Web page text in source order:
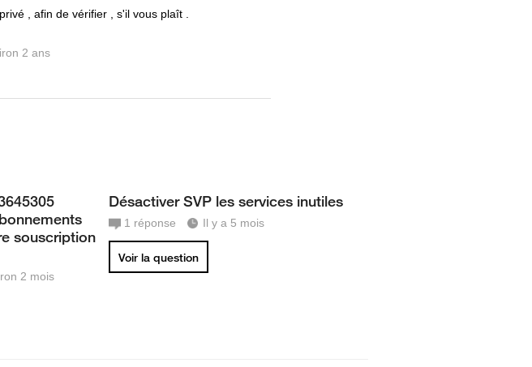
, afin de vérifier , s'il vous plaît .
2 ans
souscription
2 mois
Désactiver SVP les services inutiles
1 réponse Il y a 5 mois
Voir la question